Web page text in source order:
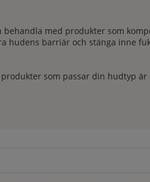
med produkter som
hudens barriär och stänga inne
som passar din hudtyp